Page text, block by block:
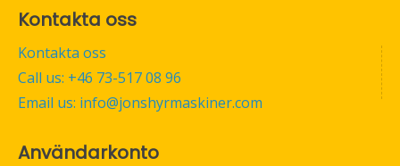
Kontakta oss
Kontakta oss
Call us: +46 73-517 08 96
Email us: info@jonshyrmaskiner.com
Användarkonto